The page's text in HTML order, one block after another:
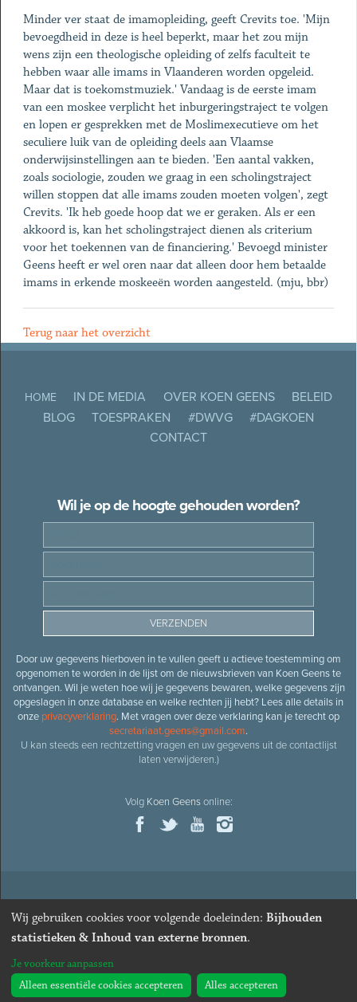
Minder ver staat de imamopleiding, geeft Crevits toe. 'Mijn
bevoegdheid in deze is heel beperkt, maar het zou mijn
wens zijn een theologische opleiding of zelfs faculteit te
hebben waar alle imams in Vlaanderen worden opgeleid.
Maar dat is toekomstmuziek.' Vandaag is de eerste imam
van een moskee verplicht het inburgeringstraject te volgen
en lopen er gesprekken met de Moslimexecutieve om het
seculiere luik van de opleiding deels aan Vlaamse
onderwijsinstellingen aan te bieden. 'Een aantal vakken,
zoals sociologie, zouden we graag in een scholingstraject
willen stoppen dat alle imams zouden moeten volgen', zegt
Crevits. 'Ik heb goede hoop dat we er geraken. Als er een
akkoord is, kan het scholingstraject dienen als criterium
voor het toekennen van de financiering.' Bevoegd minister
Geens heeft er wel oren naar dat alleen door hem betaalde
imams in erkende moskeeën worden aangesteld. (mju, bbr)
Terug naar het overzicht
HOME IN DE MEDIA OVER KOEN GEENS
BELEID
BLOG
TOESPRAKEN #DWVG
#DAGKOEN
CONTACT
Wil je op de hoogte gehouden worden?
Door uw gegevens hierboven in te vullen geeft u actieve toestemming om
opgenomen te worden in de lijst om de nieuwsbrieven van Koen Geens te
ontvangen. Wil je weten hoe wij je gegevens bewaren, welke gegevens zijn
opgeslagen in onze database en welke rechten jij hebt? Lees alle details in
onze privacyverklaring. Met vragen over deze verklaring kan je terecht op
secretariaat.geens@gmail.com.
U kan steeds een rechtzetting vragen en uw gegevens uit de contactlijst
laten verwijderen.)
Volg Koen Geensonline:
© 2026Oud-minister en ere-volksvertegenwoordiger Koen
· Alle rechten voorbehouden · Cookies wijzigen
Webdesign&website ontwikkelingdoor Zenjoy in Leuven
Wij gebruiken cookies voor volgende doeleinden: Bijhouden
statistieken & Inhoud van externe bronnen.
Je voorkeur aanpassen
Alleen essentiële cookies accepteren
Alles accepteren